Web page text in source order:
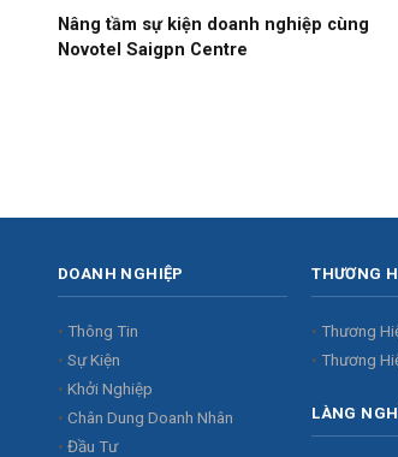
Nâng tầm sự kiện doanh nghiệp cùng
Novotel Saigpn Centre
DOANH NGHIỆP
Thông Tin
Sự Kiện
Khởi Nghiệp
Chân Dung Doanh Nhân
Đầu Tư
THƯƠNG
Thương
Thương
LÀNG